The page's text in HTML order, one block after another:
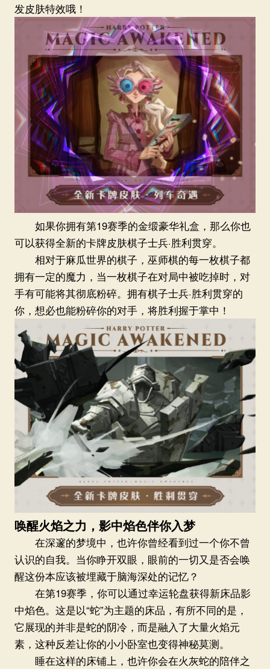
发皮肤特效哦！
如果你拥有第19赛季的金缎豪华礼盒，那么你也
可以获得全新的卡牌皮肤棋子士兵·胜利贯穿。
相对于麻瓜世界的棋子，巫师棋的每一枚棋子都
拥有一定的魔力，当一枚棋子在对局中被吃掉时，对
手有可能将其彻底粉碎。拥有棋子士兵·胜利贯穿的
你，想必也能粉碎你的对手，将胜利握于掌中！
唤醒火焰之力，影中焰色伴你入梦
在深邃的梦境中，也许你曾经看到过一个你不曾
认识的自我。当你睁开双眼，眼前的一切又是否会唤
醒这份本应该被埋藏于脑海深处的记忆？
在第19赛季，你可以通过幸运轮盘获得新床品影
中焰色。这是以“蛇”为主题的床品，有所不同的是，
它展现的并非是蛇的阴冷，而是融入了大量火焰元
素，这种反差让你的小小卧室也变得神秘莫测。
睡在这样的床铺上，也许你会在火灰蛇的陪伴之